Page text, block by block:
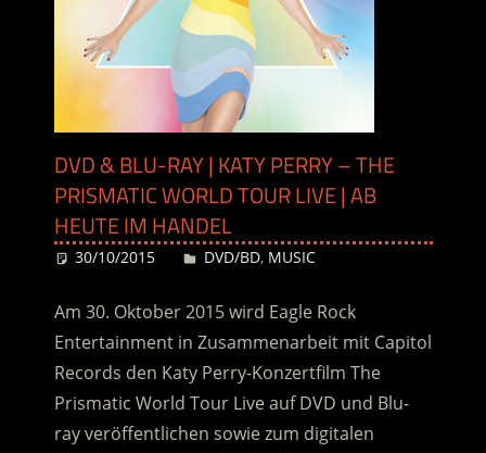
DVD & BLU-RAY | KATY PERRY – THE
PRISMATIC WORLD TOUR LIVE | AB
HEUTE IM HANDEL
30/10/2015 Desiree
DVD/BD, MUSIC
Am 30. Oktober 2015 wird Eagle Rock
Entertainment in Zusammenarbeit mit Capitol
Records den Katy Perry-Konzertfilm The
Prismatic World Tour Live auf DVD und Blu-
ray veröffentlichen sowie zum digitalen